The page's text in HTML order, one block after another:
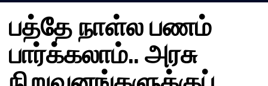
பத்தே நாள்ல பணம்
பார்க்கலாம்.. அரசு